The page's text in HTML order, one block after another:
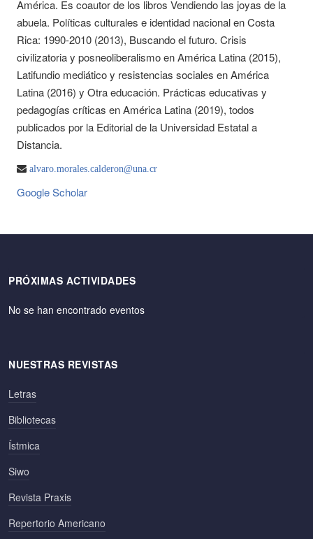
América. Es coautor de los libros Vendiendo las joyas de la
abuela. Políticas culturales e identidad nacional en Costa
Rica: 1990-2010 (2013), Buscando el futuro. Crisis
civilizatoria y posneoliberalismo en América Latina (2015),
Latifundio mediático y resistencias sociales en América
Latina (2016) y Otra educación. Prácticas educativas y
pedagogías críticas en América Latina (2019), todos
publicados por la Editorial de la Universidad Estatal a
Distancia.
alvaro.morales.calderon@una.cr
Google Scholar
PRÓXIMAS ACTIVIDADES
No se han encontrado eventos
NUESTRAS REVISTAS
Letras
Bibliotecas
Ístmica
Siwo
Revista Praxis
Repertorio Americano